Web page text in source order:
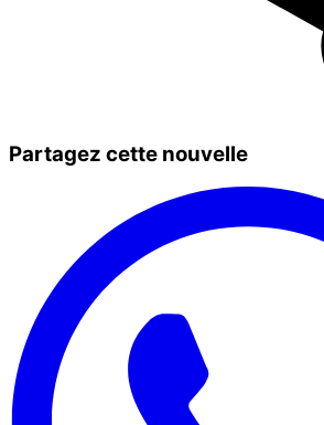
Partagez cette nouvelle